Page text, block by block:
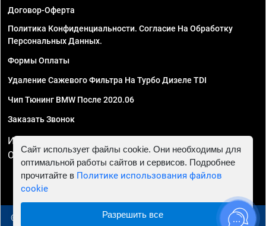
Договор-Оферта
Политика Конфиденциальности. Согласие На Обработку
Персональных Данных.
Формы Оплаты
Удаление Сажевого Фильтра На Турбо Дизеле TDI
Чип Тюнинг BMW После 2020.06
Заказать Звонок
ИП Смирнов Георгий Павлович. ИНН 781302555843,
ОГРНИП 324470400032610
© 2010 - 2026 Чип тюнинг в Симферополе - Автосервис
Сайт использует файлы cookie. Они необходимы для
оптимальной работы сайтов и сервисов. Подробнее
прочитайте в Политике использования файлов
cookie
Разрешить все